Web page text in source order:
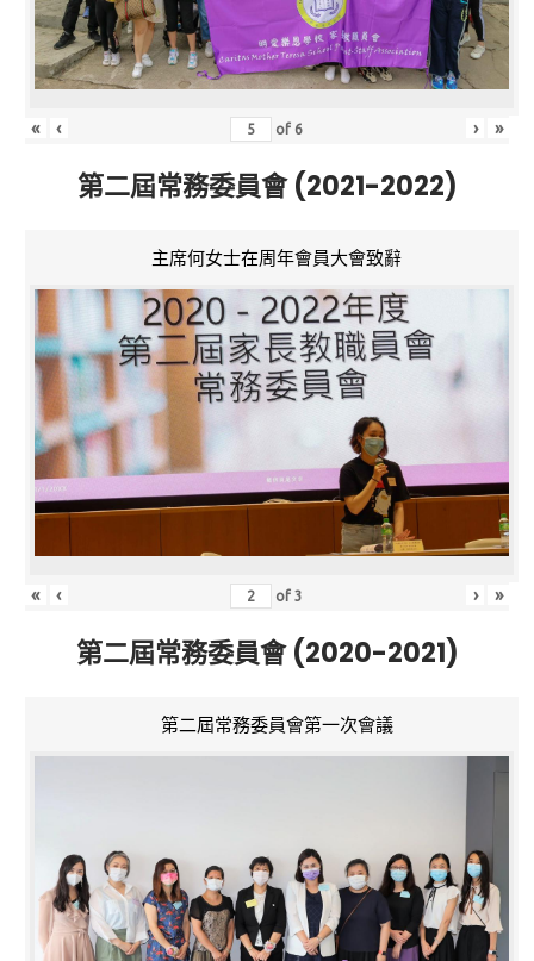
« ‹ of 6 › »
第二屆常務委員會 (2021-2022)
主席何女士在周年會員大會致辭
« ‹ of3 › »
第二屆常務委員會 (2020-2021)
第二屆常務委員會第一次會議